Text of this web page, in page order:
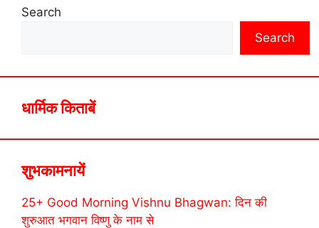
Search
Search
धार्मिक किताबें
शुभकामनायें
25+ Good Morning Vishnu Bhagwan: दिन की
शुरुआत भगवान विष्णु के नाम से